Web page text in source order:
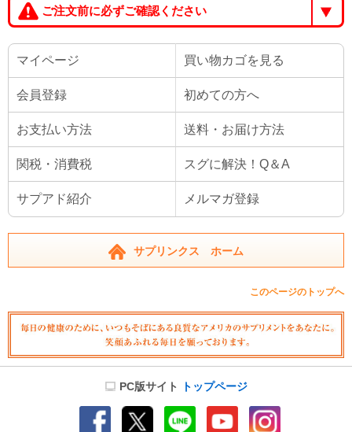
ご注文前に必ずご確認ください
マイページ 買い物カゴを見る
会員登録 初めての方へ
お支払い方法 送料・お届け方法
関税・消費税 スグに解決！Q＆A
サプアド紹介 メルマガ登録
サプリンクス ホーム
このページのトップへ
PC版サイト トップページ